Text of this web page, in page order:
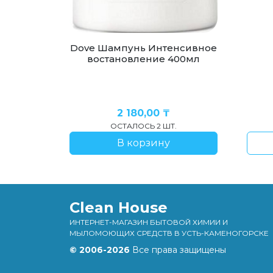
Dove Шампунь Интенсивное
востановление 400мл
2 180,00 ₸
ОСТАЛОСЬ 2 ШТ.
В корзину
Clean House
ИНТЕРНЕТ-МАГАЗИН БЫТОВОЙ ХИМИИ И
МЫЛОМОЮЩИХ СРЕДСТВ В УСТЬ-КАМЕНОГОРСКЕ
© 2006-2026 Все права защищены